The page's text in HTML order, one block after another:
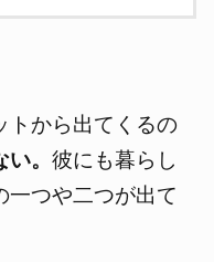
トから出てくるの
い。彼にも暮らし
一つや二つが出て